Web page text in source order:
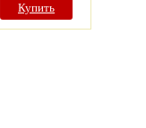
Купить